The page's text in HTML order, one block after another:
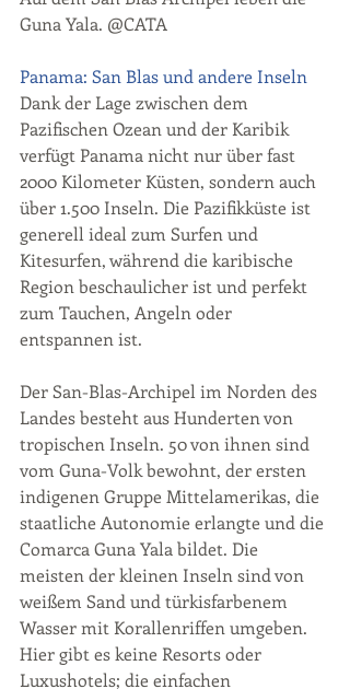
Guna Yala. @CATA
Panama: San Blas und andere Inseln
Dank der Lage zwischen dem
Pazifischen Ozean und der Karibik
verfügt Panama nicht nur über fast
2000 Kilometer Küsten, sondern auch
über 1.500 Inseln. Die Pazifikküste ist
generell ideal zum Surfen und
Kitesurfen, während die karibische
Region beschaulicher ist und perfekt
zum Tauchen, Angeln oder
entspannen ist.
Der San-Blas-Archipel im Norden des
Landes besteht aus Hunderten von
tropischen Inseln. 50 von ihnen sind
vom Guna-Volk bewohnt, der ersten
indigenen Gruppe Mittelamerikas, die
staatliche Autonomie erlangte und die
Comarca Guna Yala bildet. Die
meisten der kleinen Inseln sind von
weißem Sand und türkisfarbenem
Wasser mit Korallenriffen umgeben.
Hier gibt es keine Resorts oder
Luxushotels; die einfachen